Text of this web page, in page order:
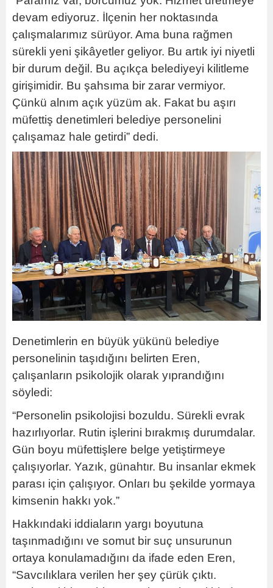
devam ediyoruz. İlçenin her noktasında
çalışmalarımız sürüyor. Ama buna rağmen
sürekli yeni şikâyetler geliyor. Bu artık iyi niyetli
bir durum değil. Bu açıkça belediyeyi kilitleme
girişimidir. Bu şahsıma bir zarar vermiyor.
Çünkü alnım açık yüzüm ak. Fakat bu aşırı
müfettiş denetimleri belediye personelini
çalışamaz hale getirdi” dedi.
Denetimlerin en büyük yükünü belediye
personelinin taşıdığını belirten Eren,
çalışanların psikolojik olarak yıprandığını
söyledi:
“Personelin psikolojisi bozuldu. Sürekli evrak
hazırlıyorlar. Rutin işlerini bırakmış durumdalar.
Gün boyu müfettişlere belge yetiştirmeye
çalışıyorlar. Yazık, günahtır. Bu insanlar ekmek
parası için çalışıyor. Onları bu şekilde yormaya
kimsenin hakkı yok.”
Hakkındaki iddiaların yargı boyutuna
taşınmadığını ve somut bir suç unsurunun
ortaya konulamadığını da ifade eden Eren,
“Savcılıklara verilen her şey çürük çıktı.